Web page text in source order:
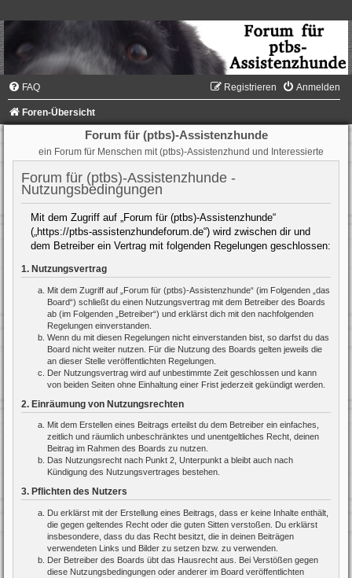
FAQ Anmelden
Registrieren
Foren-Übersicht
Forum für (ptbs)-Assistenzhunde
ein Forum für Menschen mit (ptbs)-Assistenzhund und Interessierte
Forum für (ptbs)-Assistenzhunde -
Nutzungsbedingungen
Mit dem Zugriff auf „Forum für (ptbs)-Assistenzhunde“
(„https://ptbs-assistenzhundeforum.de“) wird zwischen dir und
dem Betreiber ein Vertrag mit folgenden Regelungen geschlossen:
1. Nutzungsvertrag
Mit dem Zugriff auf „Forum für (ptbs)-Assistenzhunde“ (im Folgenden „das
Board“) schließt du einen Nutzungsvertrag mit dem Betreiber des Boards
ab (im Folgenden „Betreiber“) und erklärst dich mit den nachfolgenden
Regelungen einverstanden.
Wenn du mit diesen Regelungen nicht einverstanden bist, so darfst du das
Board nicht weiter nutzen. Für die Nutzung des Boards gelten jeweils die
an dieser Stelle veröffentlichten Regelungen.
Der Nutzungsvertrag wird auf unbestimmte Zeit geschlossen und kann
von beiden Seiten ohne Einhaltung einer Frist jederzeit gekündigt werden.
2. Einräumung von Nutzungsrechten
Mit dem Erstellen eines Beitrags erteilst du dem Betreiber ein einfaches,
zeitlich und räumlich unbeschränktes und unentgeltliches Recht, deinen
Beitrag im Rahmen des Boards zu nutzen.
Das Nutzungsrecht nach Punkt 2, Unterpunkt a bleibt auch nach
Kündigung des Nutzungsvertrages bestehen.
3. Pflichten des Nutzers
Du erklärst mit der Erstellung eines Beitrags, dass er keine Inhalte enthält,
die gegen geltendes Recht oder die guten Sitten verstoßen. Du erklärst
insbesondere, dass du das Recht besitzt, die in deinen Beiträgen
verwendeten Links und Bilder zu setzen bzw. zu verwenden.
Der Betreiber des Boards übt das Hausrecht aus. Bei Verstößen gegen
diese Nutzungsbedingungen oder anderer im Board veröffentlichten